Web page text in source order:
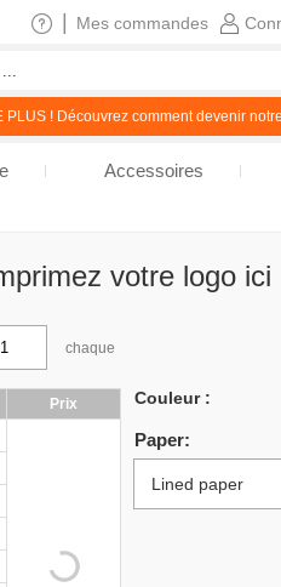
votre logo ici
chaque
Prix
Couleur :
Paper:
Mes commandes
PLUS ! Découvrez comment devenir notre
Accessoires